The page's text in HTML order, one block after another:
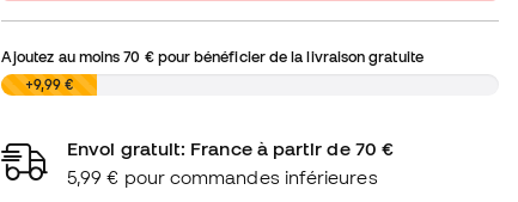
Ajoutez au moins70 €pour bénéficier de la livraison gratuite
0,00 €+9,99 €
Envoi gratuit: France à partir de 70 €
5,99 € pour commandes inférieures